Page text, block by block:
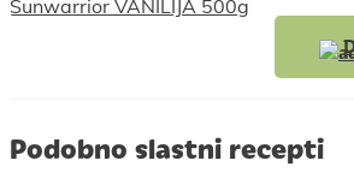
Podobno slastni recepti